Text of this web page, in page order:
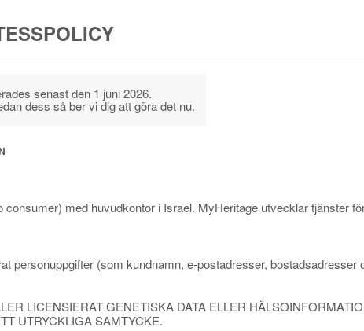
senast den 1 juni 2026.
dess så ber vi dig att göra det nu.
consumer) med huvudkontor i Israel. MyHeritage utvecklar tjänster
personuppgifter (som kundnamn, e-postadresser,
LICENSIERAT GENETISKA DATA ELLER
UTRYCKLIGA SAMTYCKE.